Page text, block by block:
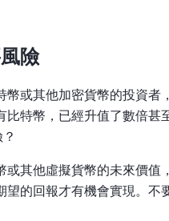
險
幣或其他加密貨幣的投資
比特幣，已經升值了數倍
或其他虛擬貨幣的未來價
望的回報才有機會實現。